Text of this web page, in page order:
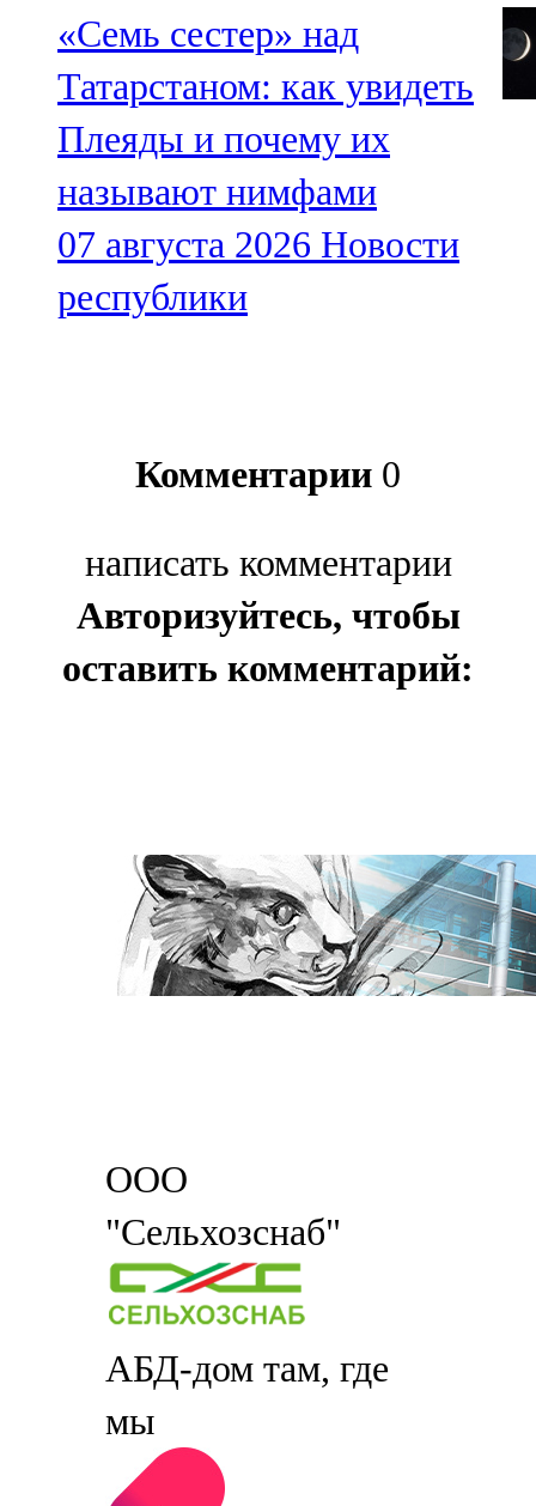
«Семь сестер» над
Татарстаном: как увидеть
Плеяды и почему их
называют нимфами
07 августа 2026 Новости
республики
Комментарии 0
написать комментарии
Авторизуйтесь, чтобы
оставить комментарий:
ООО
"Сельхозснаб"
АБД-дом там, где
мы